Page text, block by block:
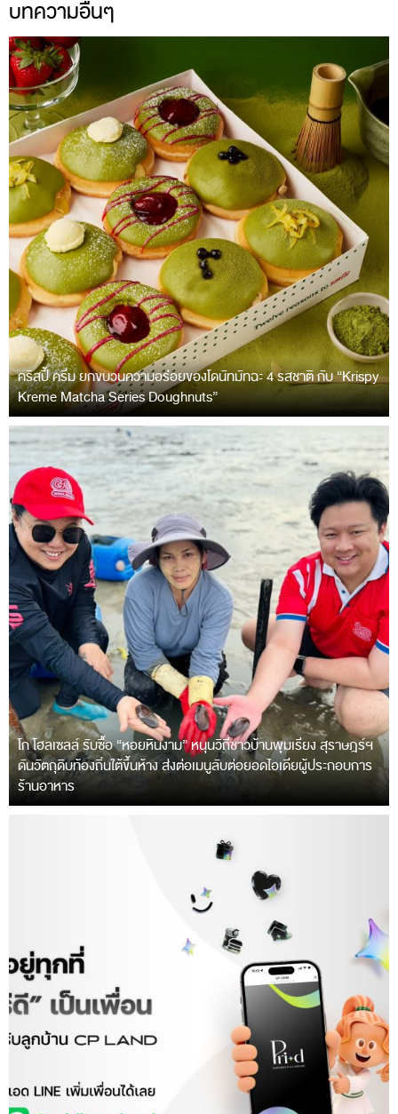
บทความอื่นๆ
คริสปี้ ครีม ยกขบวนความอร่อยของโดนัทมัทฉะ 4 รสชาติ กับ “Krispy
Kreme Matcha Series Doughnuts”
โก โฮลเซลล์ รับซื้อ “หอยหินงาม” หนุนวิถีชาวบ้านพุมเรียง สุราษฎร์ฯ
ดันวัตถุดิบท้องถิ่นใต้ขึ้นห้าง ส่งต่อเมนูลับต่อยอดไอเดียผู้ประกอบการ
ร้านอาหาร